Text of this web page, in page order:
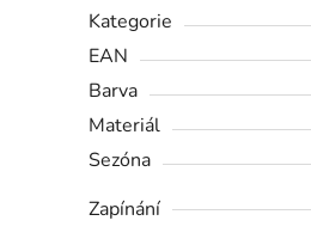
Kategorie
EAN
Barva
Materiál
Sezóna
Zapínání